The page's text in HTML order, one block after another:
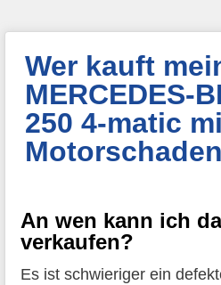
Wer kauft
MERCEDES-
250 4-matic
An wen kann ich
verkaufen?
Es ist schwieriger ein